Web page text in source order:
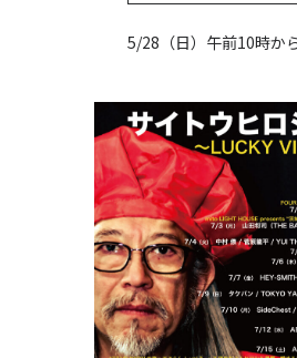
5/28（日）午前10時か